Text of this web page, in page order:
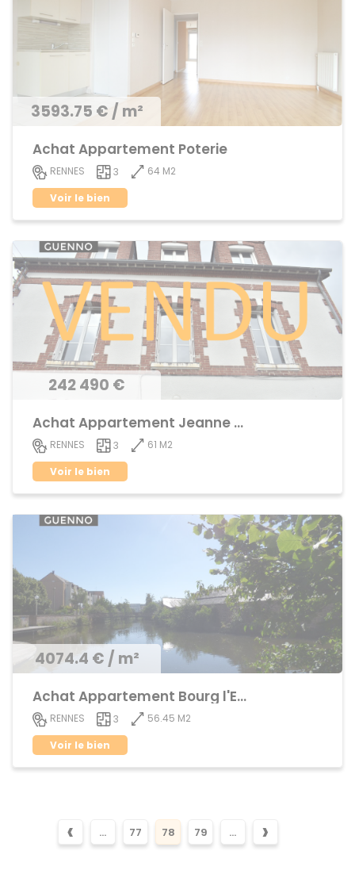
3593.75 € / m²
Achat Appartement Poterie
RENNES 3
64 M2
Voir le bien
242 490 €
Achat Appartement Jeanne d'Arc
RENNES 3
61 M2
Voir le bien
4074.4 € / m²
Achat Appartement Bourg l'Evêque
RENNES 3
56.45 M2
Voir le bien
‹ ... 77 78 79 ... ›